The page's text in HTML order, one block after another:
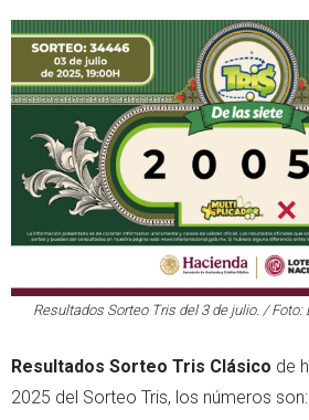
Resultados Sorteo Tris del 3 de julio. / Foto:
Resultados Sorteo Tris Clásico de
2025 del Sorteo Tris, los números son: